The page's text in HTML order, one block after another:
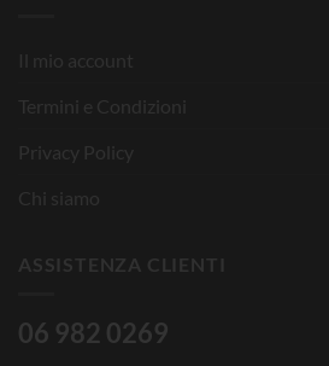
Il mio account
Termini e Condizioni
Privacy Policy
Chi siamo
ASSISTENZA CLIENTI
06 982 0269